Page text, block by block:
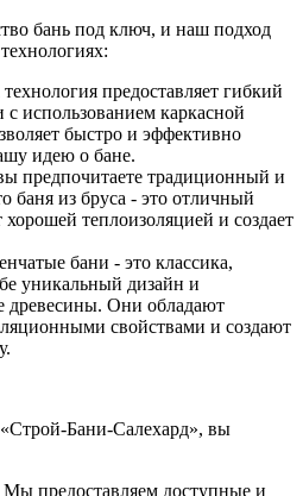
бань под ключ, и наш подход
предоставляет гибкий
с использованием каркасной
быстро и эффективно
идею о бане.
предпочитаете традиционный и
баня из бруса - это отличный
теплоизоляцией и создает
бани - это классика,
уникальный дизайн и
древесины. Они обладают
свойствами и создают
Бани-Салехард», вы
предоставляем доступные и